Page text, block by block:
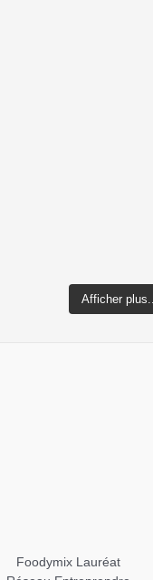
Afficher
Foodymix Lauréat